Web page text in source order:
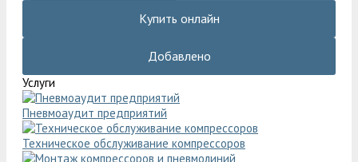
Купить онлайн
Добавлено
Услуги
Пневмоаудит предприятий
Техническое обслуживание компрессоров